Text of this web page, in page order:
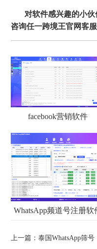
对软件感兴趣的小
咨询任一跨境王官网客
facebook营销软件
WhatsApp频道号注册软
上一篇：泰国WhatsApp筛号